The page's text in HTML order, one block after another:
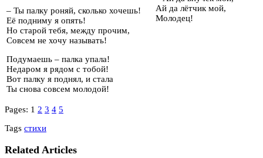
– Ты палку роняй, сколько хочешь!
Её подниму я опять!
Но старой тебя, между прочим,
Совсем не хочу называть!
Подумаешь – палка упала!
Недаром я рядом с тобой!
Вот палку я поднял, и стала
Ты снова совсем молодой!
Ай да лётчик мой,
Молодец!
Pages: 1 2 3 4 5
Tags стихи
Related Articles